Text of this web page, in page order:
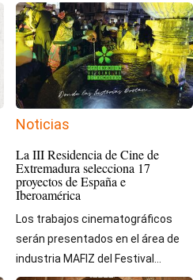
Noticias
La III Residencia de Cine de
Extremadura selecciona 17
proyectos de España e
Iberoamérica
Los trabajos cinematográficos
serán presentados en el área de
industria MAFIZ del Festival...